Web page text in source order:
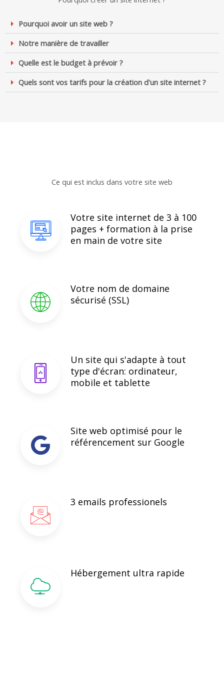
Pourquoi avoir un site web ?
Notre manière de travailler
Quelle est le budget à prévoir ?
Quels sont vos tarifs pour la création d'un site internet ?
Ce qui est inclus dans votre site web
Votre site internet de 3 à 100
pages + formation à la prise
en main de votre site
Votre nom de domaine
sécurisé (SSL)
Un site qui s'adapte à tout
type d'écran: ordinateur,
mobile et tablette
Site web optimisé pour le
référencement sur Google
3 emails professionels
Hébergement ultra rapide